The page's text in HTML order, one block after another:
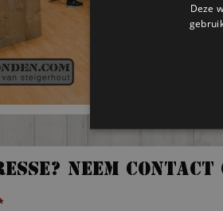
Neem contact
Deze